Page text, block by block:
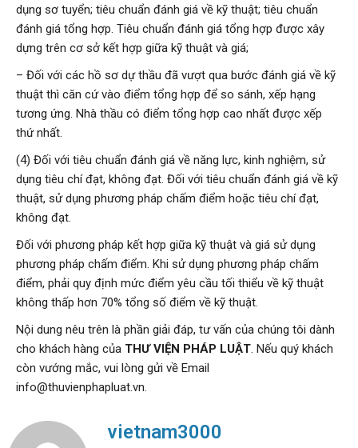
dụng sơ tuyển; tiêu chuẩn đánh giá về kỹ thuật; tiêu chuẩn
đánh giá tổng hợp. Tiêu chuẩn đánh giá tổng hợp được xây
dựng trên cơ sở kết hợp giữa kỹ thuật và giá;
– Đối với các hồ sơ dự thầu đã vượt qua bước đánh giá về kỹ
thuật thì căn cứ vào điểm tổng hợp để so sánh, xếp hạng
tương ứng. Nhà thầu có điểm tổng hợp cao nhất được xếp
thứ nhất.
(4) Đối với tiêu chuẩn đánh giá về năng lực, kinh nghiệm, sử
dụng tiêu chí đạt, không đạt. Đối với tiêu chuẩn đánh giá về kỹ
thuật, sử dụng phương pháp chấm điểm hoặc tiêu chí đạt,
không đạt.
Đối với phương pháp kết hợp giữa kỹ thuật và giá sử dụng
phương pháp chấm điểm. Khi sử dụng phương pháp chấm
điểm, phải quy định mức điểm yêu cầu tối thiểu về kỹ thuật
không thấp hơn 70% tổng số điểm về kỹ thuật.
Nội dung nêu trên là phần giải đáp, tư vấn của chúng tôi dành
cho khách hàng của THƯ VIỆN PHÁP LUẬT. Nếu quý khách
còn vướng mắc, vui lòng gửi về Email
info@thuvienphapluat.vn.
vietnam3000